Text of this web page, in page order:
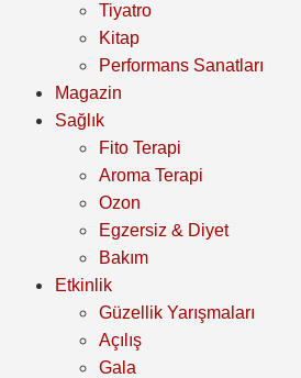
Tiyatro
Kitap
Performans Sanatları
Magazin
Sağlık
Fito Terapi
Aroma Terapi
Ozon
Egzersiz & Diyet
Bakım
Etkinlik
Güzellik Yarışmaları
Açılış
Gala